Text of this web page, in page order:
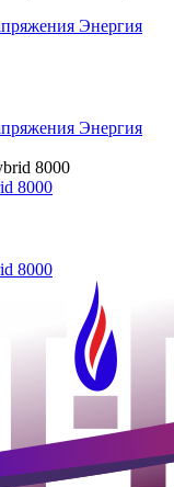
Энергия
Энергия
8000
8000